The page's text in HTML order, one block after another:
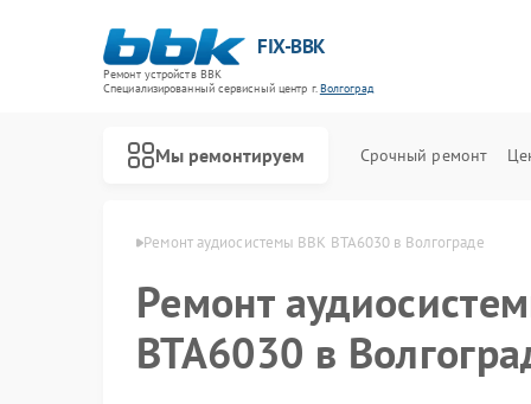
FIX-BBK
Ремонт устройств BBK
Специализированный cервисный центр г.Волгоград
Мы ремонтируем Срочный ремонт
BBK в Волгограде Ремонт аудиосистемы BBK BTA6030 в Волгограде
Ремонт
BTA6030 в